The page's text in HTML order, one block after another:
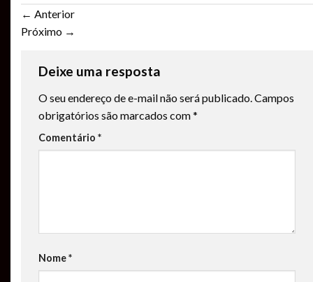
← Anterior
Próximo →
Deixe uma resposta
O seu endereço de e-mail não será publicado.Campos
obrigatórios são marcados com*
Comentário *
Nome*